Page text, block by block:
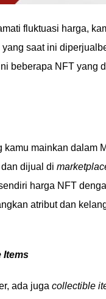
fluktuasi harga,
yang saat ini
beberapa NFT yang
kamu mainkan dalam
dijual di
harga NFT
atribut dan
Items
ada juga collectible